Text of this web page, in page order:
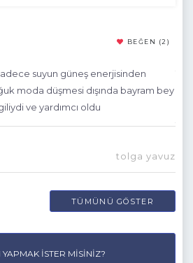
BEĞEN (2)
suyun güneş enerjisinden
moda düşmesi dışında bayram bey
ve yardımcı oldu
tolga yavuz
TÜMÜNÜ GÖSTER
YAPMAK İSTER MISINIZ?